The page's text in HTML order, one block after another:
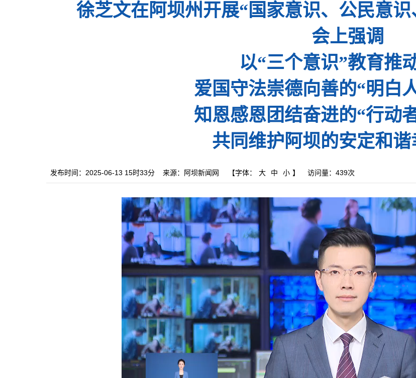
徐芝文在阿坝州开展“国家意识、公民意
会上强调
以“三个意识”教育推
爱国守法崇德向善的“明白
知恩感恩团结奋进的“行动
共同维护阿坝的安定和
发布时间：2025-06-13 15时33分 来源：阿坝新闻网 【字体： 大 中 小 】 访问量： 439次